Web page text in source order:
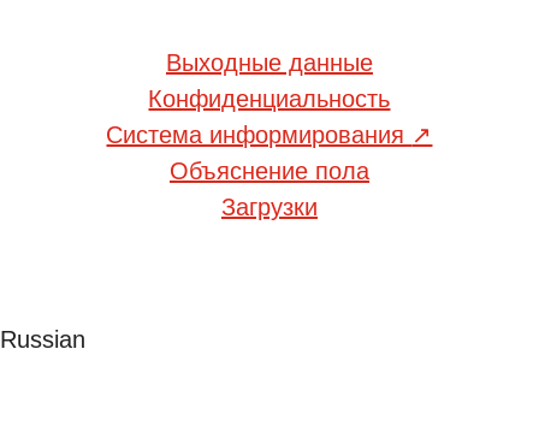
Выходные данные
Конфиденциальность
Система информирования ↗
Объяснение пола
Загрузки
Russian